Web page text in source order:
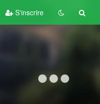
S'inscrire